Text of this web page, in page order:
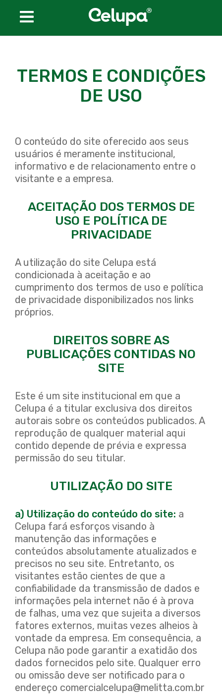
Produtos
CELUMED
CELUKRAFT
CELUFILTRO
Certificações
Sustentabilidade
Contato
TERMOS E CONDIÇÕES
DE USO
O conteúdo do site oferecido aos seus
usuários é meramente institucional,
informativo e de relacionamento entre o
visitante e a empresa.
ACEITAÇÃO DOS TERMOS DE
USO E POLÍTICA DE
PRIVACIDADE
A utilização do site Celupa está
condicionada à aceitação e ao
cumprimento dos termos de uso e política
de privacidade disponibilizados nos links
próprios.
DIREITOS SOBRE AS
PUBLICAÇÕES CONTIDAS NO
SITE
Este é um site institucional em que a
Celupa é a titular exclusiva dos direitos
autorais sobre os conteúdos publicados. A
reprodução de qualquer material aqui
contido depende de prévia e expressa
permissão do seu titular.
UTILIZAÇÃO DO SITE
a) Utilização do conteúdo do site: a
Celupa fará esforços visando à
manutenção das informações e
conteúdos absolutamente atualizados e
precisos no seu site. Entretanto, os
visitantes estão cientes de que a
confiabilidade da transmissão de dados e
informações pela internet não é à prova
de falhas, uma vez que sujeita a diversos
fatores externos, muitas vezes alheios à
vontade da empresa. Em consequência, a
Celupa não pode garantir a exatidão dos
dados fornecidos pelo site. Qualquer erro
ou omissão deve ser notificado para o
endereço comercialcelupa@melitta.com.br